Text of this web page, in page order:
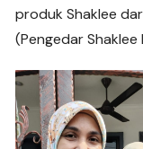
produk Shaklee
(Pengedar Shaklee